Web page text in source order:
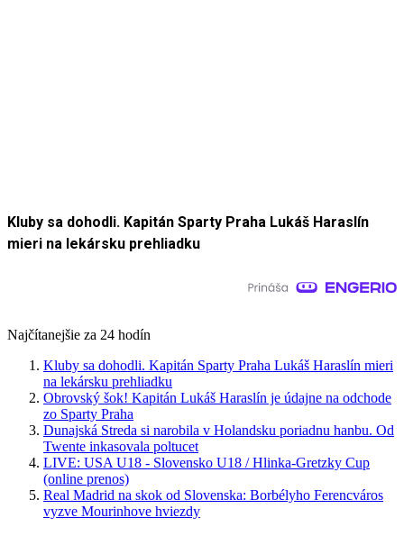
Kluby sa dohodli. Kapitán Sparty Praha Lukáš Haraslín
mieri na lekársku prehliadku
Najčítanejšie za 24 hodín
Kluby sa dohodli. Kapitán Sparty Praha Lukáš Haraslín mieri
na lekársku prehliadku
Obrovský šok! Kapitán Lukáš Haraslín je údajne na odchode
zo Sparty Praha
Dunajská Streda si narobila v Holandsku poriadnu hanbu. Od
Twente inkasovala poltucet
LIVE: USA U18 - Slovensko U18 / Hlinka-Gretzky Cup
(online prenos)
Real Madrid na skok od Slovenska: Borbélyho Ferencváros
vyzve Mourinhove hviezdy